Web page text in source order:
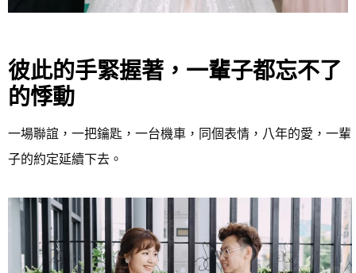
彼此的手緊握著，一輩子都忘不了
的悸動
一場聯誼，一把鑰匙，一台機車，同個表情，八年的愛，一輩
子的約定延續下去。